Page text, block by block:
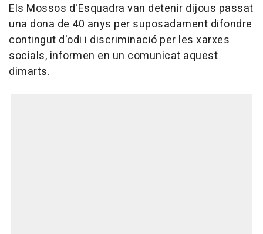
Els Mossos d'Esquadra van detenir dijous passat
una dona de 40 anys per suposadament difondre
contingut d'odi i discriminació per les xarxes
socials, informen en un comunicat aquest
dimarts.